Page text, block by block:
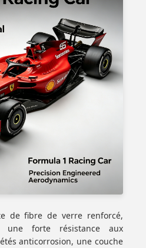
de fibre de verre renforcé,
une forte résistance aux
anticorrosion, une couche